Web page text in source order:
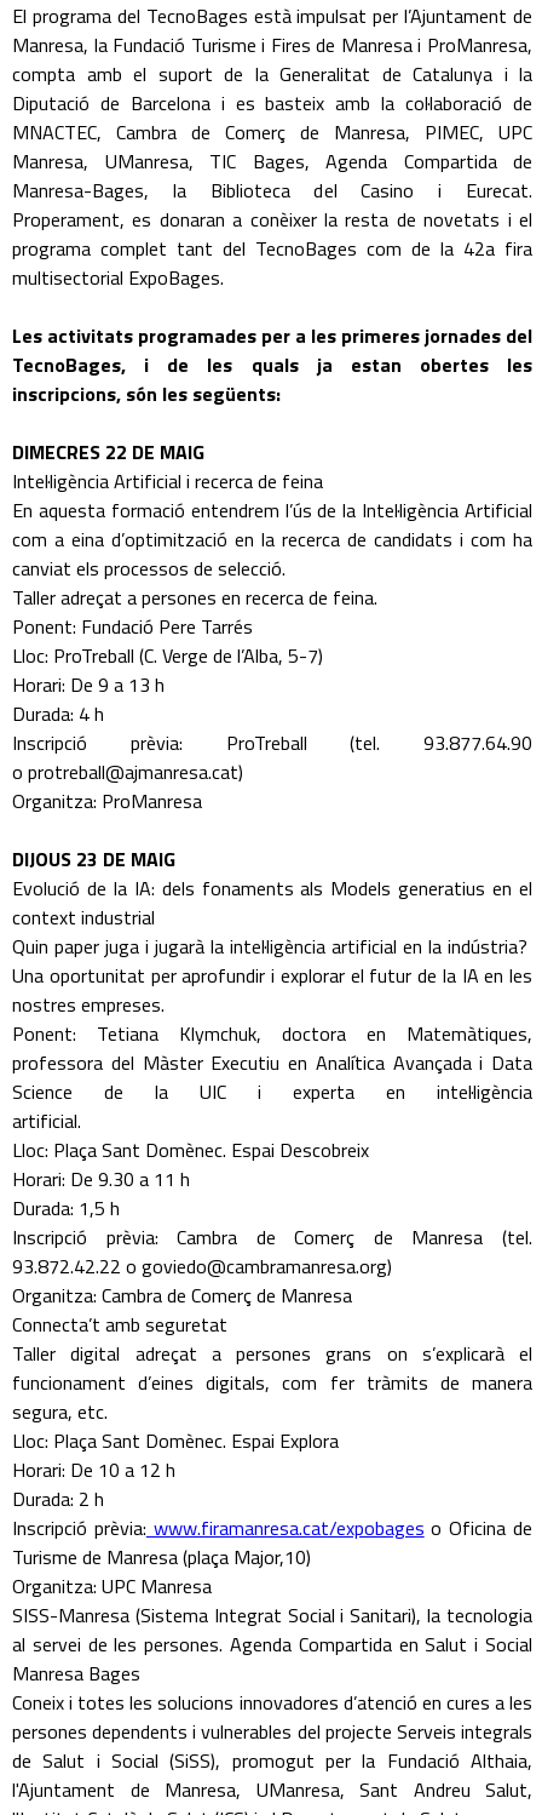
El programa del TecnoBages està impulsat per l’Ajuntament de
Manresa, la Fundació Turisme i Fires de Manresa i ProManresa,
compta amb el suport de la Generalitat de Catalunya i la
Diputació de Barcelona i es basteix amb la col·laboració de
MNACTEC, Cambra de Comerç de Manresa, PIMEC, UPC
Manresa, UManresa, TIC Bages, Agenda Compartida de
Manresa-Bages, la Biblioteca del Casino i Eurecat.
Properament, es donaran a conèixer la resta de novetats i el
programa complet tant del TecnoBages com de la 42a fira
multisectorial ExpoBages.
Les activitats programades per a les primeres jornades del
TecnoBages, i de les quals ja estan obertes les
inscripcions, són les següents:
DIMECRES 22 DE MAIG
Intel·ligència Artificial i recerca de feina
En aquesta formació entendrem l’ús de la Intel·ligència Artificial
com a eina d’optimització en la recerca de candidats i com ha
canviat els processos de selecció.
Taller adreçat a persones en recerca de feina.
Ponent: Fundació Pere Tarrés
Lloc: ProTreball (C. Verge de l’Alba, 5-7)
Horari: De 9 a 13 h
Durada: 4 h
Inscripció prèvia: ProTreball (tel. 93.877.64.90
o protreball@ajmanresa.cat)
Organitza: ProManresa
DIJOUS 23 DE MAIG
Evolució de la IA: dels fonaments als Models generatius en el
context industrial
Quin paper juga i jugarà la intel·ligència artificial en la indústria?
Una oportunitat per aprofundir i explorar el futur de la IA en les
nostres empreses.
Ponent: Tetiana Klymchuk, doctora en Matemàtiques,
professora del Màster Executiu en Analítica Avançada i Data
Science de la UIC i experta en intel·ligència
artificial.
Lloc: Plaça Sant Domènec. Espai Descobreix
Horari: De 9.30 a 11 h
Durada: 1,5 h
Inscripció prèvia: Cambra de Comerç de Manresa (tel.
93.872.42.22 o goviedo@cambramanresa.org)
Organitza: Cambra de Comerç de Manresa
Connecta’t amb seguretat
Taller digital adreçat a persones grans on s’explicarà el
funcionament d’eines digitals, com fer tràmits de manera
segura, etc.
Lloc: Plaça Sant Domènec. Espai Explora
Horari: De 10 a 12 h
Durada: 2 h
Inscripció prèvia: www.firamanresa.cat/expobages o Oficina de
Turisme de Manresa (plaça Major,10)
Organitza: UPC Manresa
SISS-Manresa (Sistema Integrat Social i Sanitari), la tecnologia
al servei de les persones. Agenda Compartida en Salut i Social
Manresa Bages
Coneix i totes les solucions innovadores d’atenció en cures a les
persones dependents i vulnerables del projecte Serveis integrals
de Salut i Social (SiSS), promogut per la Fundació Althaia,
l'Ajuntament de Manresa, UManresa, Sant Andreu Salut,